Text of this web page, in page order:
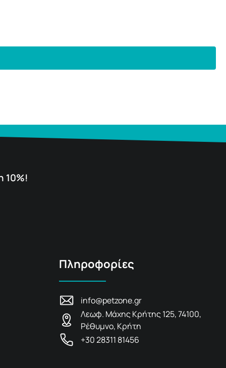
10%!
Πληροφορίες
info@petzone.gr
Λεωφ. Μάχης Κρήτης 125, 74100,
Ρέθυμνο, Κρήτη
+30 28311 81456